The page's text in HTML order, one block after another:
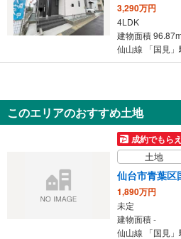
3,290万円
4LDK
建物面積 96.87m
仙山線 「国見
仙台市青葉区
4,980万円
4LDK
建物面積 100.6m
仙山線 「東照宮
このエリアのおすすめ土地
成約でもら
土地
仙台市青葉区
1,890万円
未定
建物面積 -
仙山線 「国見